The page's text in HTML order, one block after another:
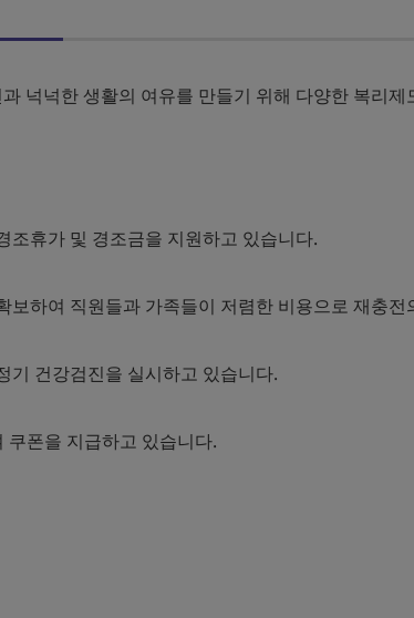
넉넉한 생활의 여유를 만들기 위해 다양한 복리제
조휴가 및 경조금을 지원하고 있습니다.
보하여 직원들과 가족들이 저렴한 비용으로 재충
기 건강검진을 실시하고 있습니다.
쿠폰을 지급하고 있습니다.